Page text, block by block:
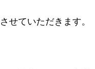
せていただきます。